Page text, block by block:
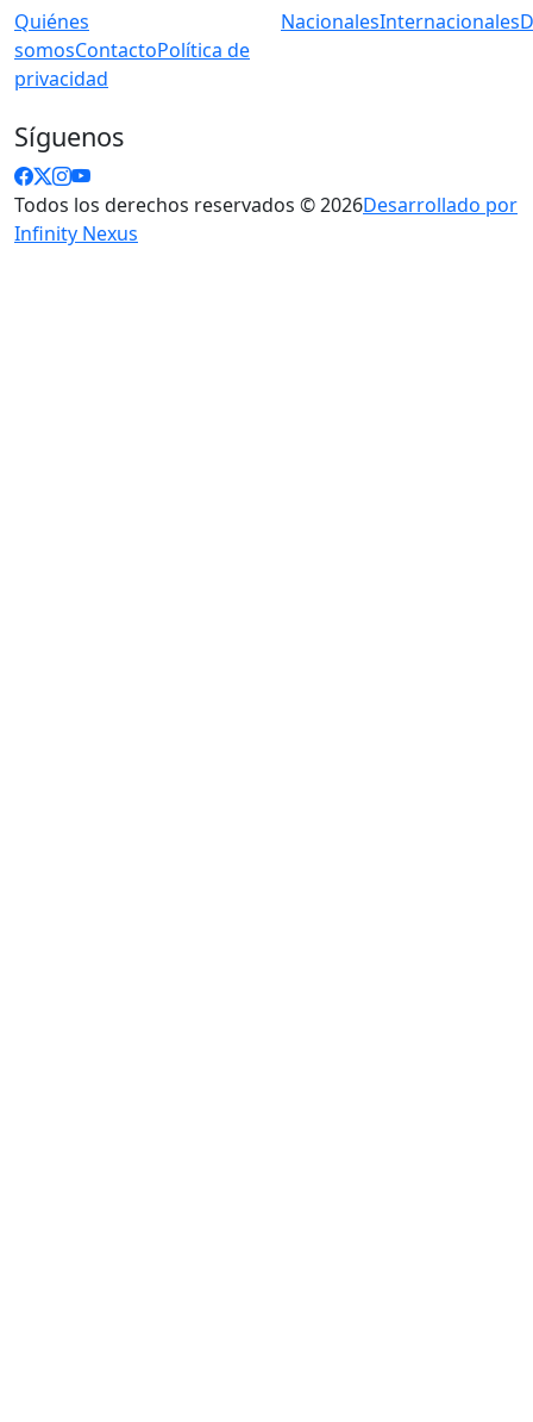
Quiénes
somosContactoPolítica de
privacidad
NacionalesInternacionales
Síguenos
Todos los derechos reservados © 2026Desarrollado por
Infinity Nexus